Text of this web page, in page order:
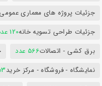
جزئیات پروژه های معماری عمومی
جزئیات طراحی تسویه خانه120 عدد
برق کشی - اتصالات566 عدد
نمایشگاه - فروشگاه - مرکز خرید